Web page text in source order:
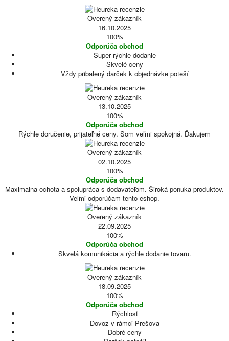
Overený zákazník
16.10.2025
100%
Odporúča obchod
Super rýchle dodanie
Skvelé ceny
Vždy pribalený darček k objednávke poteší
Overený zákazník
13.10.2025
100%
Odporúča obchod
Rýchle doručenie, prijateľné ceny. Som veľmi spokojná. Ďakujem
Overený zákazník
02.10.2025
100%
Odporúča obchod
Maximalna ochota a spolupráca s dodavateľom. Široká ponuka produktov.
Veľmi odporúčam tento eshop.
Overený zákazník
22.09.2025
100%
Odporúča obchod
Skvelá komunikácia a rýchle dodanie tovaru.
Overený zákazník
18.09.2025
100%
Odporúča obchod
Rýchlosť
Dovoz v rámci Prešova
Dobré ceny